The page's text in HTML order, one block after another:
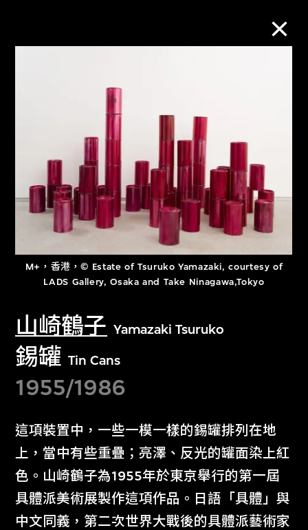
M+，香港，© Estate of Tsuruko Yamazaki, courtesy of
LADS Gallery, Osaka and Take Ninagawa,Tokyo
山崎鶴子 Yamazaki Tsuruko
錫罐 Tin Cans
1955/1986
這項裝置中，一些一模一樣的錫罐排列在地
上，當中有些重疊；亮澤、反光的罐面染上紅
色。山崎鶴子為1955年於東京舉行的第一屆
具體派美術展製作這項作品。日語「具體」與
中文同義，第二次世界大戰後的具體派藝術家
進一步篩選
關於M+藏品
探索世界頂級的二十及二十一世紀視覺
文化藏品。